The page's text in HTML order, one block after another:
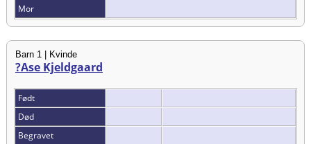
Mor
Barn 1 | Kvinde
?Ase Kjeldgaard
Født
Død
Begravet